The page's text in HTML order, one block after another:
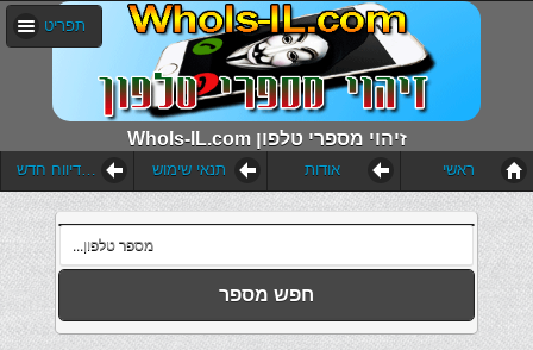
WhoIs-IL.com זיהוי מספרי טלפון
תפריט
הוסף דיווח חדש תנאי שימוש אודות ראשי
חפש מספר